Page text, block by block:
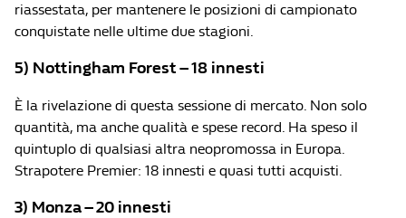
riassestata, per mantenere le posizioni di campionato
conquistate nelle ultime due stagioni.
5) Nottingham Forest – 18 innesti
È la rivelazione di questa sessione di mercato. Non solo
quantità, ma anche qualità e spese record. Ha speso il
quintuplo di qualsiasi altra neopromossa in Europa.
Strapotere Premier: 18 innesti e quasi tutti acquisti.
3) Monza – 20 innesti